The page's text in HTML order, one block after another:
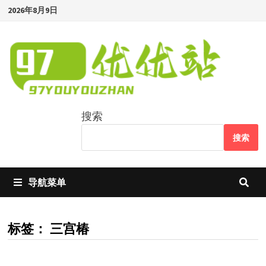
Skip
content
2026年8月9日
搜索
搜索
导航菜单
标签： 三宫椿